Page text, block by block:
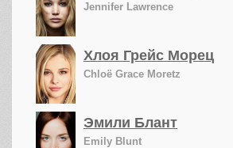
Jennifer Lawrence
Хлоя Грейс Морец
Chloë Grace Moretz
Эмили Блант
Emily Blunt